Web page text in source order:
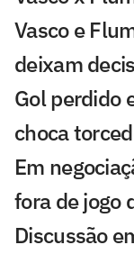
Vasco e
deixam
Gol perdido
choca
Em
fora de jogo
Discussão